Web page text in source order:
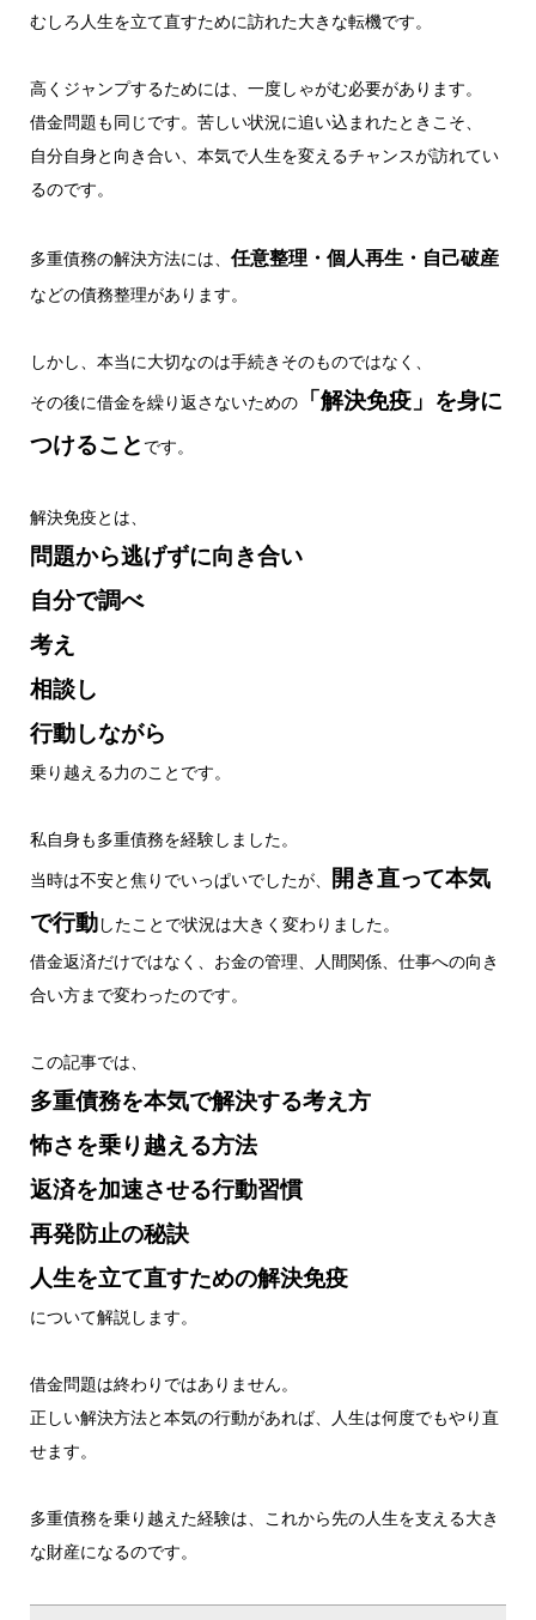
むしろ人生を立て直すために訪れた大きな転機です。
高くジャンプするためには、一度しゃがむ必要があります。
借金問題も同じです。苦しい状況に追い込まれたときこそ、
自分自身と向き合い、本気で人生を変えるチャンスが訪れてい
るのです。
多重債務の解決方法には、 任意整理・個人再生・自己破産
などの債務整理があります。
しかし、本当に大切なのは手続きそのものではなく、
その後に借金を繰り返さないための「解決免疫」を身に
つけること です。
解決免疫とは、
問題から逃げずに向き合い
自分で調べ
考え
相談し
行動しながら
乗り越える力のことです。
私自身も多重債務を経験しました。
当時は不安と焦りでいっぱいでしたが、
開き直って本気
で行動したことで状況は大きく変わりました。
借金返済だけではなく、お金の管理、人間関係、仕事への向き
合い方まで変わったのです。
この記事では、
多重債務を本気で解決する考え方
怖さを乗り越える方法
返済を加速させる行動習慣
再発防止の秘訣
人生を立て直すための解決免疫
について解説します。
借金問題は終わりではありません。
正しい解決方法と本気の行動があれば、人生は何度でもやり直
せます。
多重債務を乗り越えた経験は、これから先の人生を支える大き
な財産になるのです。